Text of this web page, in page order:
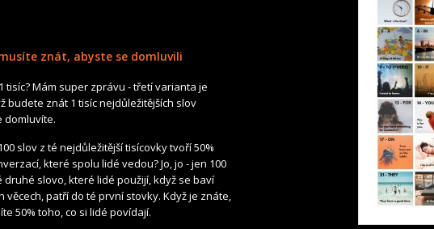
znát, abyste se domluvili
tisíc? Mám super zprávu - třetí varianta je
budete znát 1 tisíc nejdůležitějších slov
domluvíte.
slov z té nejdůležitější tisícovky tvoří 50%
které spolu lidé vedou? Jo, jo - jen 100
druhé slovo, které lidé použijí, když se baví
věcech, patří do té první stovky. Když je znáte,
50% toho, co si lidé povídají.